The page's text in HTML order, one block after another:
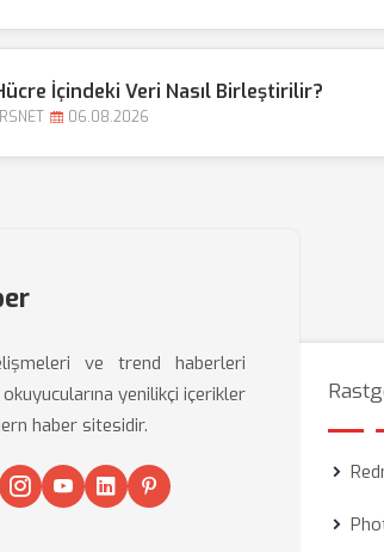
İçindeki Veri Nasıl Birleştirilir?
06.08.2026
ve trend haberleri
yenilikçi içerikler
haber sitesidir.